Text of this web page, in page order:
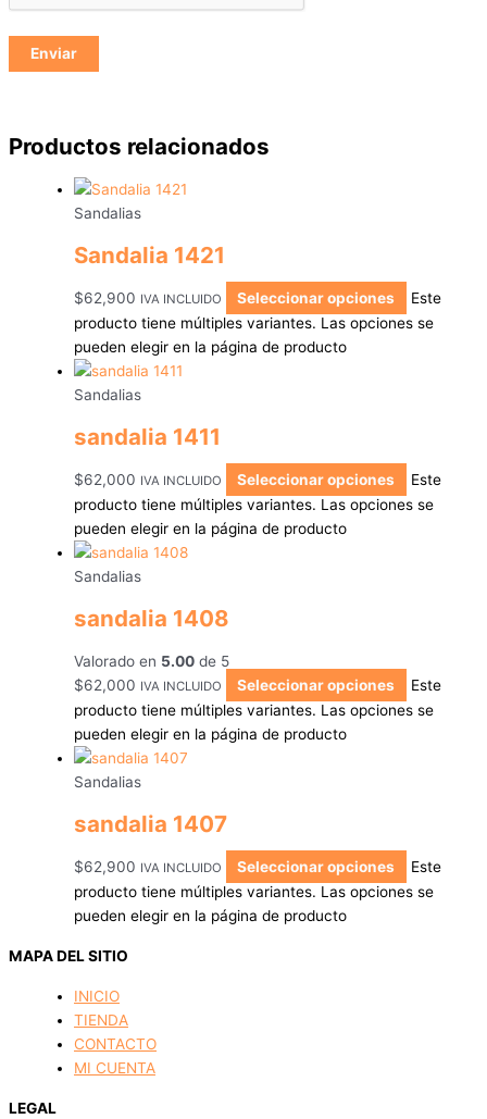
Productos relacionados
Sandalias
Sandalia 1421
$62,900 IVA INCLUIDO Seleccionar opciones
Este
producto tiene múltiples variantes. Las opciones se
pueden elegir en la página de producto
Sandalias
sandalia 1411
$62,000 IVA INCLUIDO Seleccionar opciones
Este
producto tiene múltiples variantes. Las opciones se
pueden elegir en la página de producto
Sandalias
sandalia 1408
Valorado en 5.00 de 5
$62,000 IVA INCLUIDO Seleccionar opciones
Este
producto tiene múltiples variantes. Las opciones se
pueden elegir en la página de producto
Sandalias
sandalia 1407
$62,900 IVA INCLUIDO Seleccionar opciones
Este
producto tiene múltiples variantes. Las opciones se
pueden elegir en la página de producto
MAPA DEL SITIO
INICIO
TIENDA
CONTACTO
MI CUENTA
LEGAL